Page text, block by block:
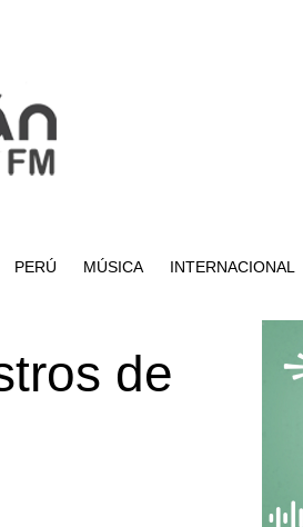
PERÚ MÚSICA INTERNACIONAL
de